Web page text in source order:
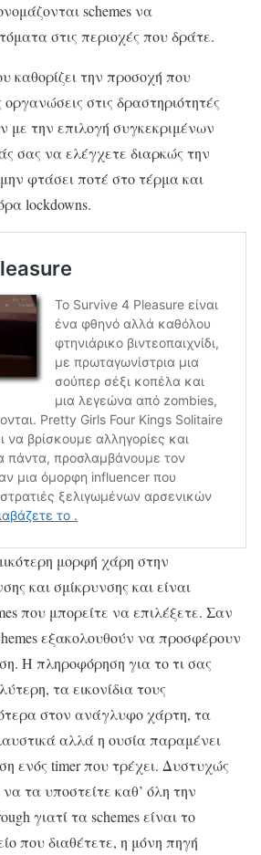
schemes να
στις περιοχές που δράτε.
καθορίζει την προσοχή που
οργανώσεις στις δραστηριότητές
με την επιλογή συγκεκριμένων
σας να ελέγχετε διαρκώς την
φτάσει ποτέ στο τέρμα και
lockdowns.
μορφή χάρη στην
και σμίκρυνσης και είναι
που μπορείτε να επιλέξετε. Σαν
εξακολουθούν να προσφέρουν
Η πληροφόρηση για το τι σας
τα εικονίδια τους
στον ανάγλυφο χάρτη, τα
αλλά η ουσία παραμένει
ενός timer που τρέχει. Δυστυχώς
τα υποστείτε καθ’ όλη την
γιατί τα schemes είναι το
που διαθέτετε, η μόνη πηγή